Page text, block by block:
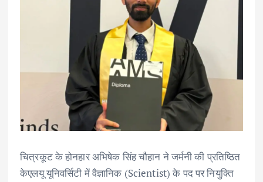
चित्रकूट के होनहार अभिषेक सिंह चौहान ने जर्मनी की प्रतिष्ठित
केएलयू यूनिवर्सिटी में वैज्ञानिक (Scientist) के पद पर नियुक्ति